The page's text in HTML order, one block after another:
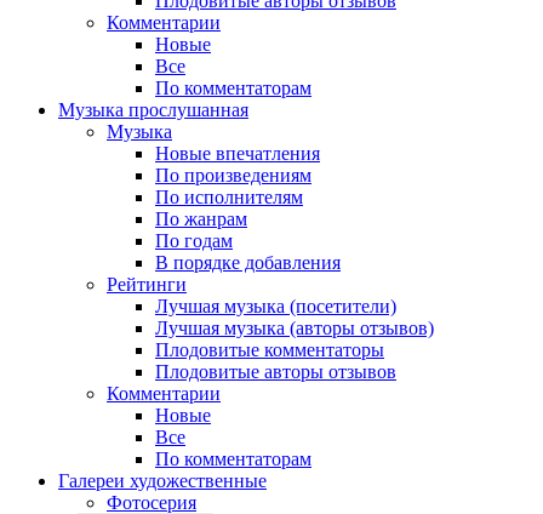
Комментарии
Новые
Все
По комментаторам
Музыка прослушанная
Музыка
Новые впечатления
По произведениям
По исполнителям
По жанрам
По годам
В порядке добавления
Рейтинги
Лучшая музыка (посетители)
Лучшая музыка (авторы отзывов)
Плодовитые комментаторы
Плодовитые авторы отзывов
Комментарии
Новые
Все
По комментаторам
Галереи художественные
Фотосерия